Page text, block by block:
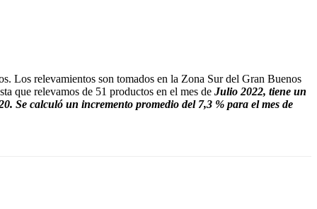
Los relevamientos son tomados en la Zona Sur del Gran Buenos
que relevamos de 51 productos en el mes de Julio 2022, tiene un
Se calculó un incremento promedio del 7,3 % para el mes de